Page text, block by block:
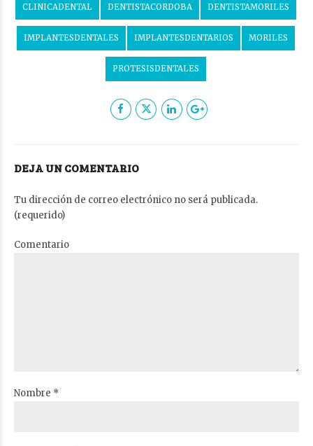
CLINICADENTAL DENTISTACORDOBA DENTISTAMORILES
IMPLANTESDENTALES IMPLANTESDENTARIOS MORILES
PROTESISDENTALES
DEJA UN COMENTARIO
Tu dirección de correo electrónico no será publicada.
(requerido)
Comentario
Nombre *